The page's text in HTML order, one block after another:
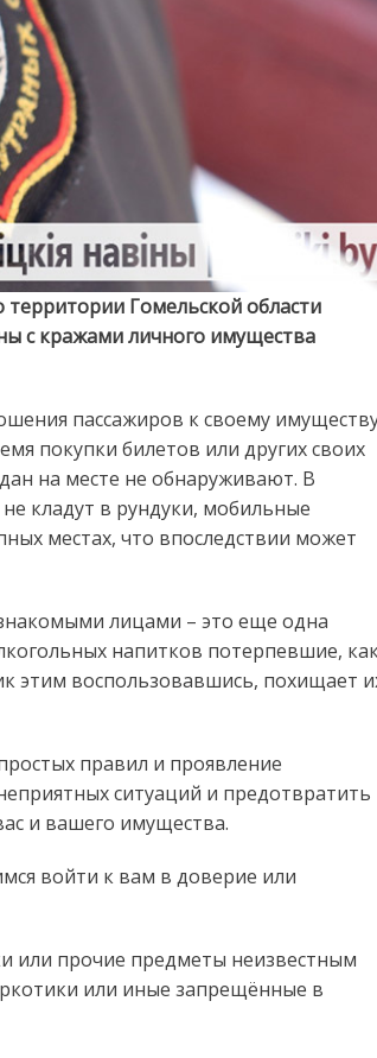
территории Гомельской области
с кражами личного имущества
пассажиров к своему
покупки билетов или других своих
на месте не обнаруживают. В
кладут в рундуки, мобильные
местах, что впоследствии может
лицами – это еще одна
напитков потерпевшие,
этим воспользовавшись, похищает
правил и проявление
ситуаций и предотвратить
и вашего имущества.
войти к вам в доверие или
или прочие предметы неизвестным
или иные запрещённые в